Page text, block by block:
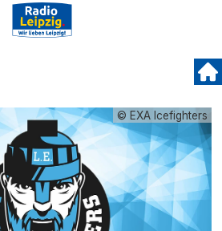
© EXA Icefighters